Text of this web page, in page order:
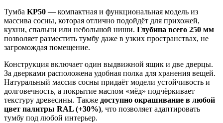
Тумба KP50 — компактная и функциональная модель из
массива сосны, которая отлично подойдёт для прихожей,
кухни, спальни или небольшой ниши. Глубина всего 250 мм
позволяет разместить тумбу даже в узких пространствах, не
загромождая помещение.
Конструкция включает один выдвижной ящик и две дверцы.
За дверками расположена удобная полка для хранения вещей.
Натуральный массив сосны придаёт модели устойчивость и
долговечность, а покрытие маслом «мёд» подчёркивает
текстуру древесины. Также доступно окрашивание в любой
цвет палитры RAL (+30%), что позволяет адаптировать
тумбу под любой интерьер.